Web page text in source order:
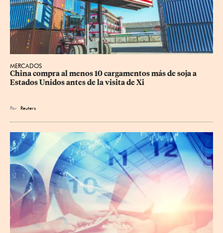
MERCADOS
China compra al menos 10 cargamentos más de soja a
Estados Unidos antes de la visita de Xi
Por Reuters